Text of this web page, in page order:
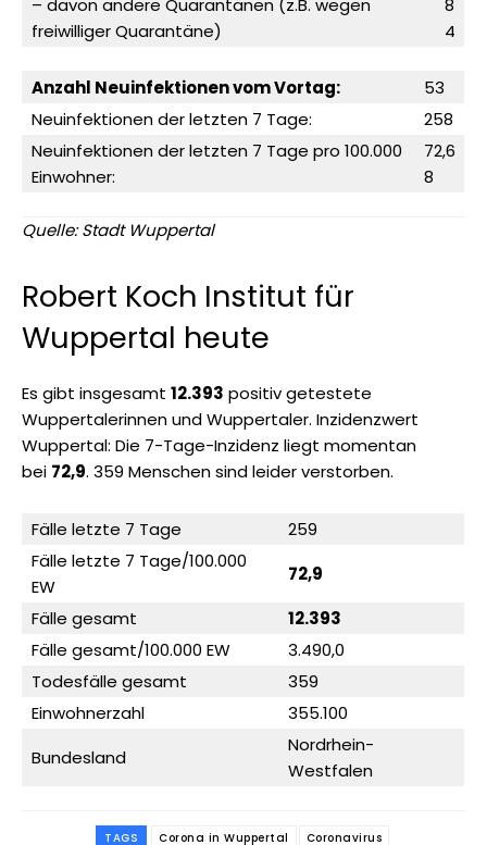
– davon andere Quarantänen (z.B. wegen
freiwilliger Quarantäne)
8
4
Anzahl Neuinfektionen vom Vortag:
53
Neuinfektionen der letzten 7 Tage:
258
Neuinfektionen der letzten 7 Tage pro 100.000
Einwohner:
72,6
8
Quelle: Stadt Wuppertal
Robert Koch Institut für
Wuppertal heute
Es gibt insgesamt 12.393 positiv getestete
Wuppertalerinnen und Wuppertaler. Inzidenzwert
Wuppertal: Die 7-Tage-Inzidenz liegt momentan
bei 72,9. 359 Menschen sind leider verstorben.
Fälle letzte 7 Tage
259
Fälle letzte 7 Tage/100.000
EW
72,9
Fälle gesamt
12.393
Fälle gesamt/100.000 EW
3.490,0
Todesfälle gesamt
359
Einwohnerzahl
355.100
Bundesland
Nordrhein-
Westfalen
TAGS Corona in Wuppertal Coronavirus